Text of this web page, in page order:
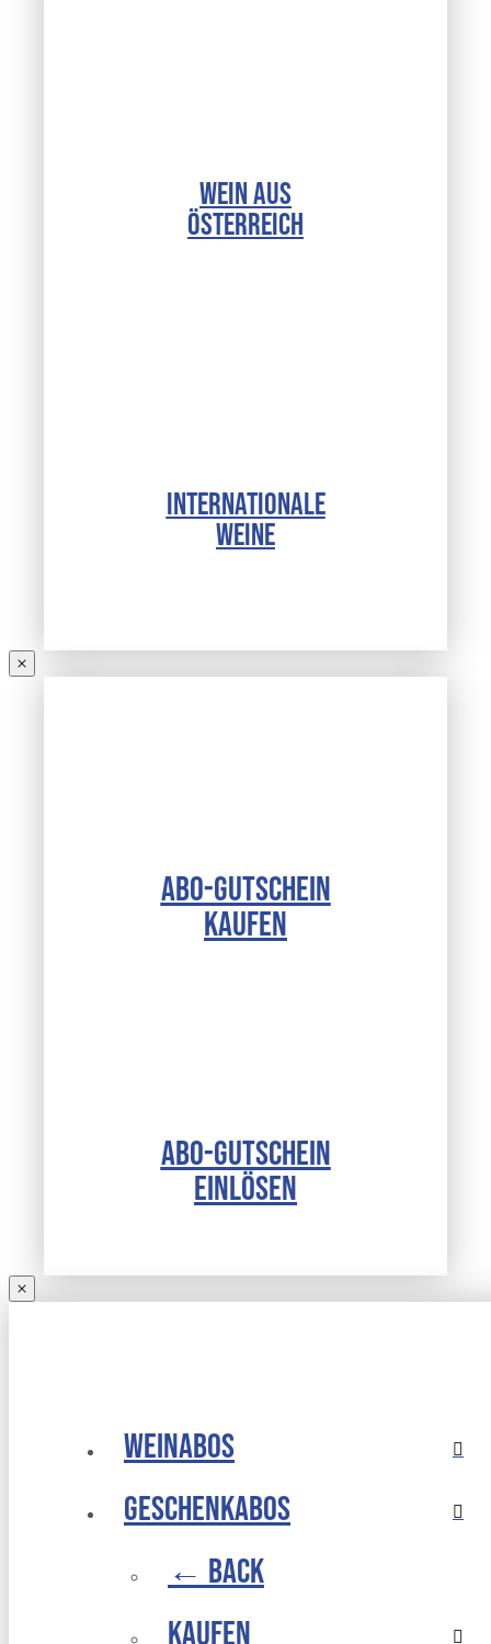
WEIN AUS
ÖSTERREICH
INTERNATIONALE
WEINE
ABO-GUTSCHEIN
KAUFEN
ABO-GUTSCHEIN
EINLÖSEN
Weinabos
Geschenkabos
← Back
Kaufen